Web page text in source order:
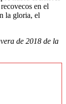
en el
la gloria, el
de 2018 de la